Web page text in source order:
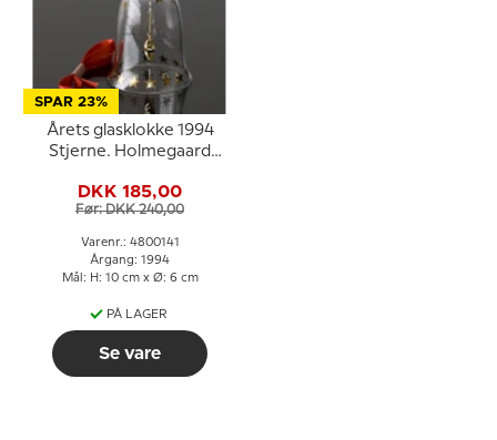
SPAR 23%
Årets glasklokke 1994
Stjerne. Holmegaard
DKK 185,00
Før: DKK 240,00
Varenr.: 4800141
Årgang: 1994
Mål: H: 10 cm x Ø: 6 cm
PÅ LAGER
Se vare